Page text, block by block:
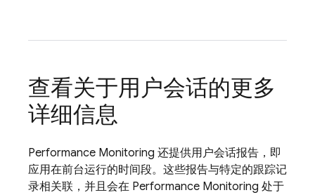
查看关于用户会话的更多
详细信息
Performance Monitoring 还提供用户会话报告，即
应用在前台运行的时间段。这些报告与特定的跟踪记
录相关联，并且会在 Performance Monitoring 处于